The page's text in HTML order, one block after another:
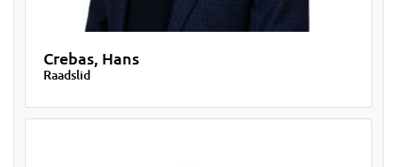
Crebas, Hans
Raadslid